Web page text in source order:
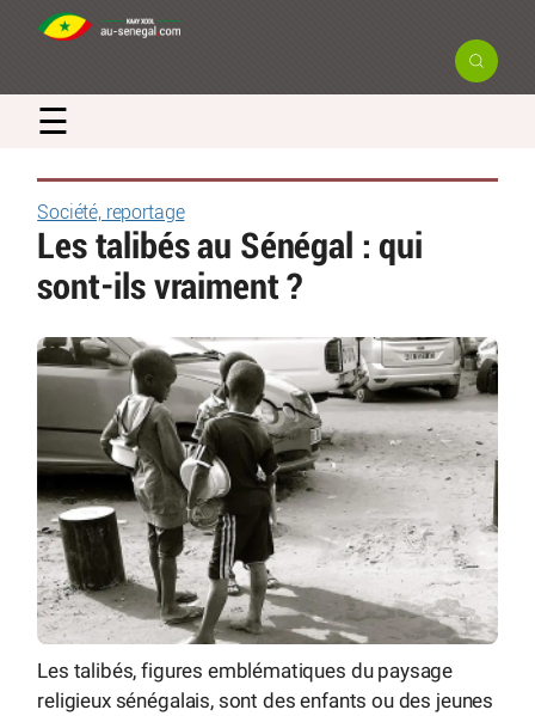
☰
Société, reportage
Les talibés au Sénégal : qui
sont-ils vraiment ?
Les talibés, figures emblématiques du paysage
religieux sénégalais, sont des enfants ou des jeunes